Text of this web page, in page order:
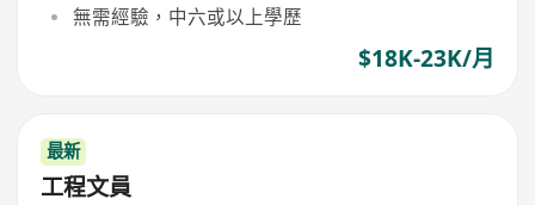
無需經驗，中六或以上學歷
$18K-23K/月
最新
工程文員